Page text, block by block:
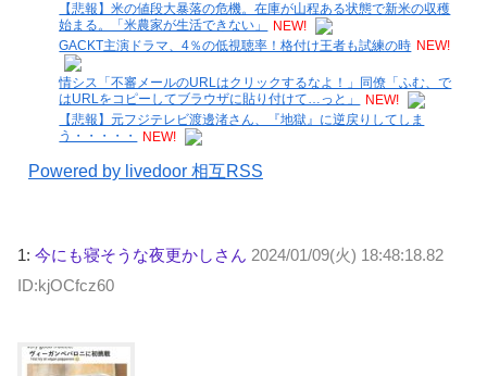
【悲報】米の値段大暴落の危機。在庫が山程ある状態で新米の収穫
始まる。「米農家が生活できない」
NEW!
GACKT主演ドラマ、4％の低視聴率！格付け王者も試練の時 NEW!
情シス「不審メールのURLはクリックするなよ！」同僚「ふむ、で
はURLをコピーしてブラウザに貼り付けて…っと」
NEW!
【悲報】元フジテレビ渡邊渚さん、『地獄』に逆戻りしてしま
う・・・・・
NEW!
Powered by livedoor 相互RSS
1: 今にも寝そうな夜更かしさん 2024/01/09(火) 18:48:18.82
ID:kjOCfcz60